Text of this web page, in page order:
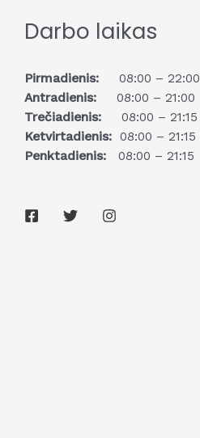
Darbo laikas
Pirmadienis: 08:00 – 22:00
Antradienis: 08:00 – 21:00
Trečiadienis: 08:00 – 21:15
Ketvirtadienis: 08:00 – 21:15
Penktadienis: 08:00 – 21:15